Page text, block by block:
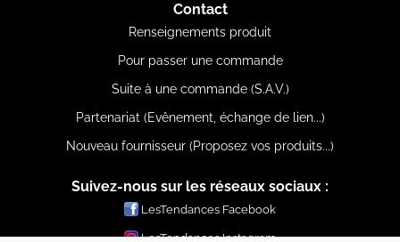
Contact
Renseignements produit
Pour passer une commande
Suite à une commande (S.A.V.)
Partenariat (Evênement, échange de lien...)
Nouveau fournisseur (Proposez vos produits...)
Suivez-nous sur les réseaux sociaux :
LesTendances Facebook
LesTendances Instagram